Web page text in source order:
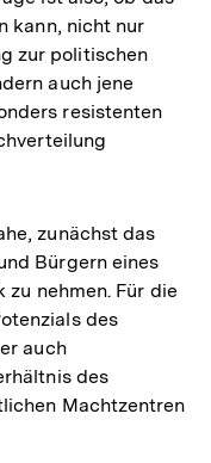
kann, nicht nur
zur politischen
auch jene
resistenten
zunächst das
Bürgern eines
zu nehmen. Für die
des
auch
des
Machtzentren